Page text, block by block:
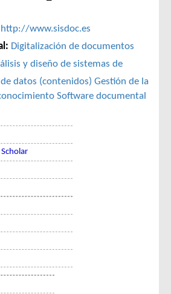
http://www.sisdoc.es
Digitalización de documentos
y diseño de sistemas de
de datos (contenidos) Gestión de la
Software documental